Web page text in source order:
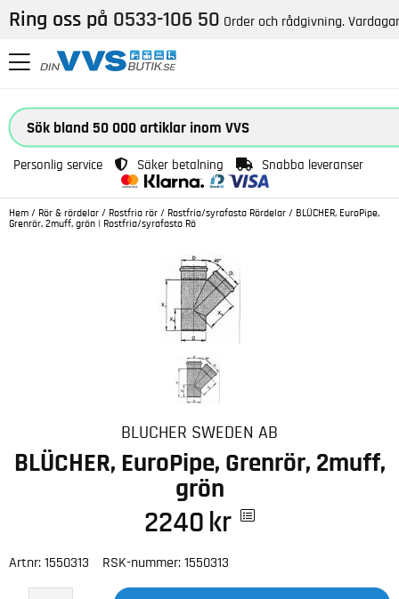
Ring oss på 0533-106 50 Order och rådgivning.
Personlig service Säker betalning Snabba leveranser
Hem / Rör & rördelar / Rostfria rör / Rostfria/syrafasta Rördelar / BLÜCHER, EuroPipe,
Grenrör, 2muff, grön | Rostfria/syrafasta Rö
BLUCHER SWEDEN AB
BLÜCHER, EuroPipe, Grenrör, 2muff,
grön
2240 kr
Artnr: 1550313 RSK-nummer: 1550313